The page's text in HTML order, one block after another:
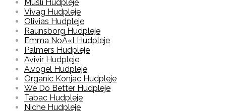
Müsli Hudpleje
Vivag Hudpleje
Olivias Hudpleje
Raunsborg Hudpleje
Emma NoÃ«l Hudpleje
Palmers Hudpleje
Avivir Hudpleje
A.vogel Hudpleje
Organic Konjac Hudpleje
We Do Better Hudpleje
Tabac Hudpleje
Niche Hudpleje